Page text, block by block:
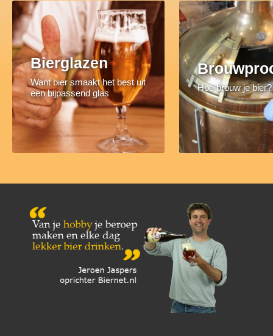
Bierglazen
Want bier smaakt het best uit
een bijpassend glas
Hoe brouw je bier?